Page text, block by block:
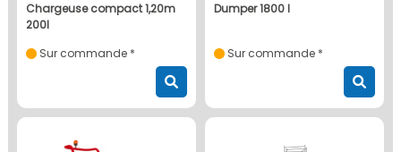
chargeuse compact 1,20m
200l
Sur commande *
dumper 1800 l
Sur commande *